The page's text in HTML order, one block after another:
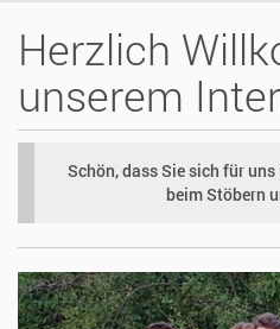
Herzlich
unserem
Schön, dass Sie sich für
beim Stöbern